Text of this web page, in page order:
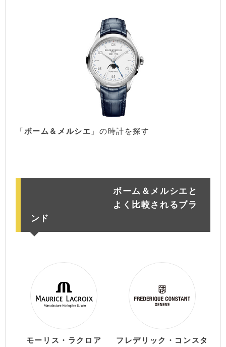
「ボーム＆メルシエ 」の時計を探す
ボーム＆メルシエと
よく比較されるブラ
ンド
モーリス・ラクロア フレデリック・コンスタ